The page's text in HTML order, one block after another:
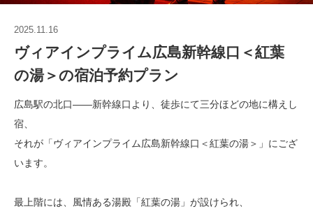
2025.11.16
ヴィアインプライム広島新幹線口＜紅葉
の湯＞の宿泊予約プラン
広島駅の北口――新幹線口より、徒歩にて三分ほどの地に構えし
宿、
それが「ヴィアインプライム広島新幹線口＜紅葉の湯＞」にござ
います。
最上階には、風情ある湯殿「紅葉の湯」が設けられ、